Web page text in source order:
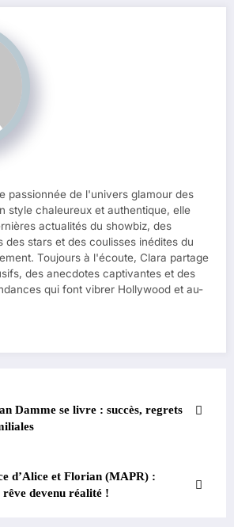
passionnée de l'univers glamour des
style chaleureux et authentique, elle
actualités du showbiz, des
des stars et des coulisses inédites du
Toujours à l'écoute, Clara partage
des anecdotes captivantes et des
qui font vibrer Hollywood et au-
Damme se livre : succès, regrets
d’Alice et Florian (MAPR) :
devenu réalité !